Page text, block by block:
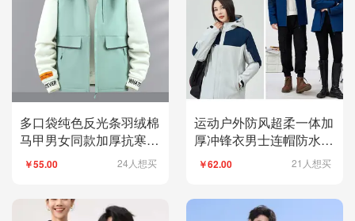
多口袋纯色反光条羽绒棉
马甲男女同款加厚抗寒聚
热保暖防风保暖科技面料
内里加厚毛绒内胆迅速锁
￥55.00 24人想买
运动户外防风超柔一体加
厚冲锋衣男士连帽防水外
套户外服装定制耐磨防寒
￥62.00 21人想买